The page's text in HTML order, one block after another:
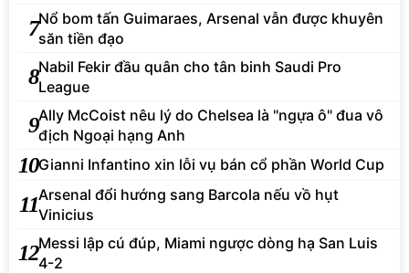
7Nổ bom tấn Guimaraes, Arsenal vẫn được khuyên
săn tiền đạo
8Nabil Fekir đầu quân cho tân binh Saudi Pro
League
9Ally McCoist nêu lý do Chelsea là "ngựa ô" đua vô
địch Ngoại hạng Anh
10Gianni Infantino xin lỗi vụ bán cổ phần World Cup
11Arsenal đổi hướng sang Barcola nếu vồ hụt
Vinicius
12Messi lập cú đúp, Miami ngược dòng hạ San Luis
4-2